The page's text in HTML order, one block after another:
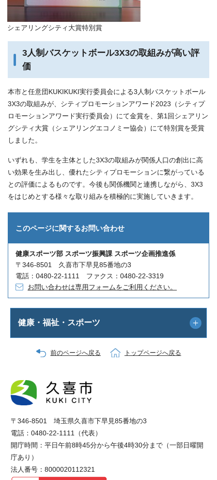
シェアリングシティ大賞特別賞
3人制バスケットボール3X3の取組みが高い評
価
本市と任意団KUKIKUKI実行委員会による3人制バスケットボール
3X3の取組みが、シティプロモーションアワード2023（シティプ
ロモーションアワード実行委員会）にて金賞を、第1回シェアリン
グシティ大賞（シェアリングエコノミー協会）にて特別賞を受賞
しました。
いずれも、学生を主体とした3X3の取組みが関係人口の創出に高
い効果を生み出し、優れたシティプロモーションに繋がっている
との評価によるものです。今後も関係機関と連携しながら、3X3
をはじめとする様々な取り組みを積極的に実施していきます。
このページに関するお問い合わせ
健康スポーツ部 スポーツ振興課 スポーツ企画推進係
〒346-8501 久喜市下早見85番地の3
電話：0480-22-1111 ファクス：0480-22-3319
お問い合わせは専用フォームをご利用ください。
健康・福祉・スポーツ
前のページへ戻る トップページへ戻る
〒346-8501 埼玉県久喜市下早見85番地の3
電話：0480-22-1111（代表）
開庁時間：平日午前8時45分から午後4時30分まで（一部日曜開
庁あり）
法人番号：8000020112321